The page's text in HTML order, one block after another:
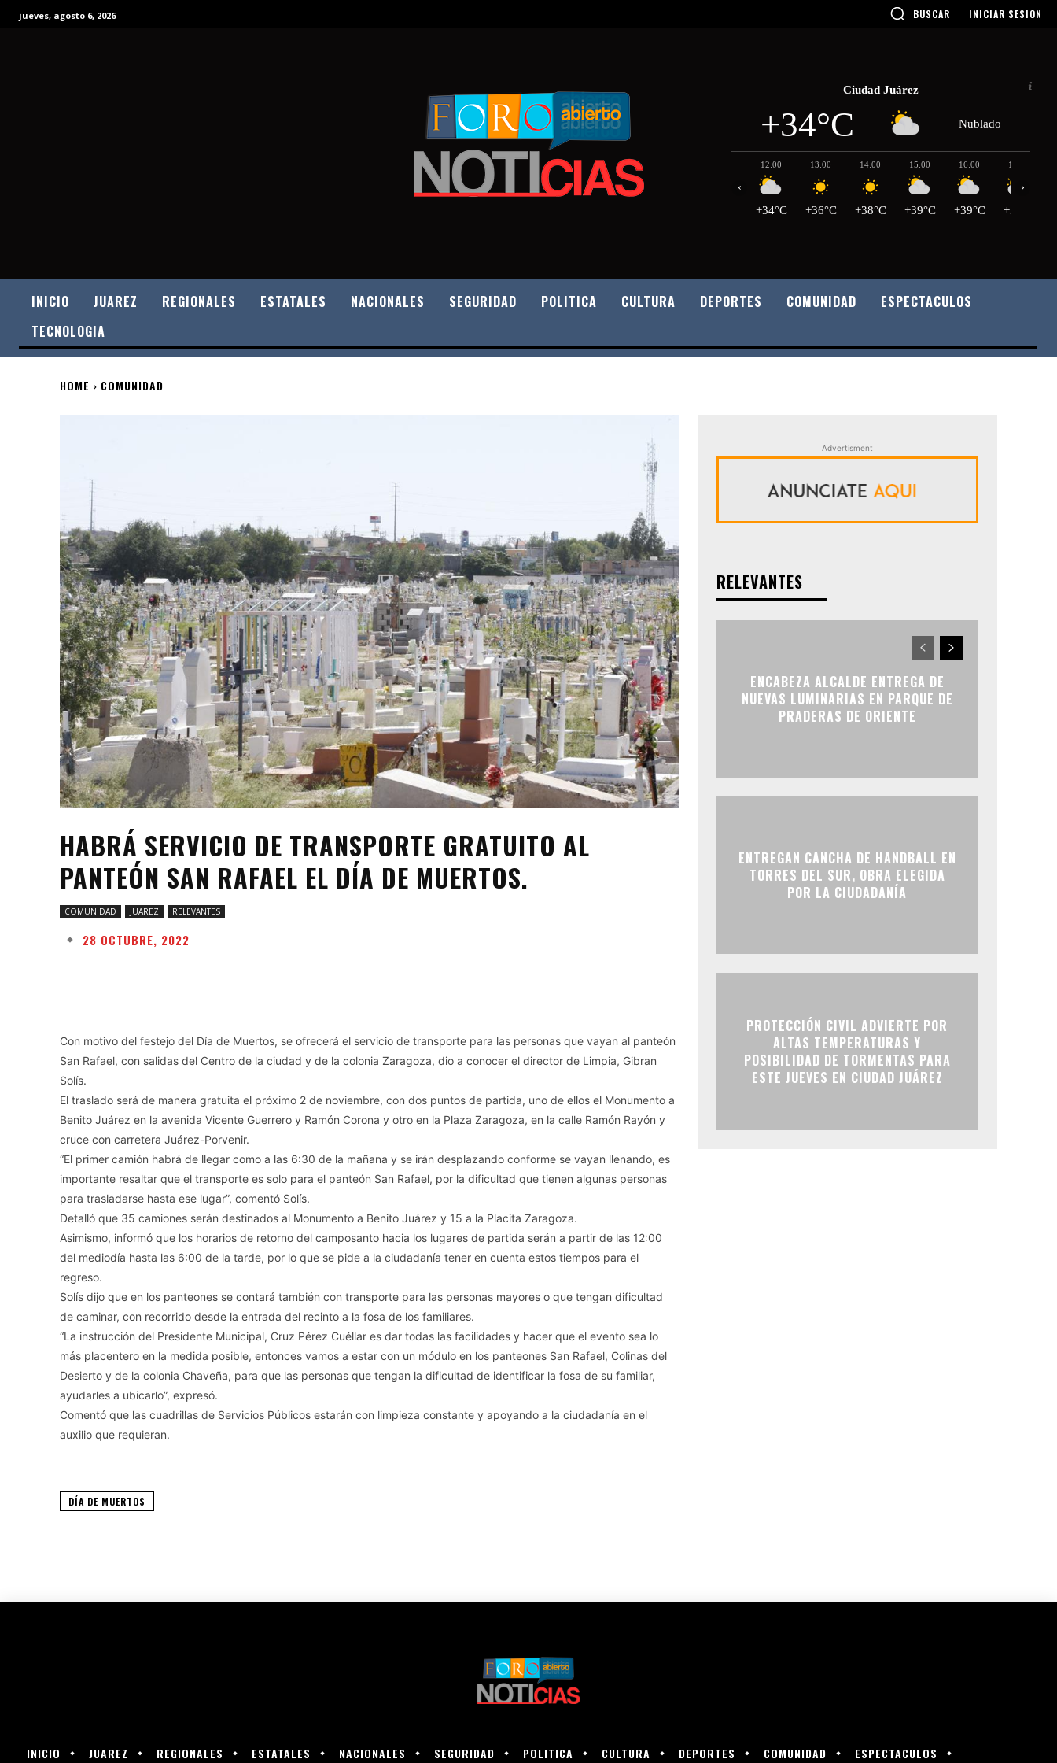
jueves, agosto 6, 2026 BUSCAR INICIAR SESION
Ciudad Juárez
+34°C Nublado
12:00
+34°C
13:00
+36°C
14:00
+38°C
15:00
+39°C
16:00
+39°C
17:00
+39°C
‹ ›
INICIO JUAREZ REGIONALES ESTATALES NACIONALES SEGURIDAD POLITICA CULTURA DEPORTES COMUNIDAD
ESPECTACULOS
TECNOLOGIA
HOME COMUNIDAD
HABRÁ SERVICIO DE TRANSPORTE GRATUITO AL
PANTEÓN SAN RAFAEL EL DÍA DE MUERTOS.
COMUNIDAD JUAREZ RELEVANTES
28 OCTUBRE, 2022
Con motivo del festejo del Día de Muertos, se ofrecerá el servicio de transporte para las personas que vayan al panteón
San Rafael, con salidas del Centro de la ciudad y de la colonia Zaragoza, dio a conocer el director de Limpia, Gibran
Solís.
El traslado será de manera gratuita el próximo 2 de noviembre, con dos puntos de partida, uno de ellos el Monumento a
Benito Juárez en la avenida Vicente Guerrero y Ramón Corona y otro en la Plaza Zaragoza, en la calle Ramón Rayón y
cruce con carretera Juárez-Porvenir.
“El primer camión habrá de llegar como a las 6:30 de la mañana y se irán desplazando conforme se vayan llenando, es
importante resaltar que el transporte es solo para el panteón San Rafael, por la dificultad que tienen algunas personas
para trasladarse hasta ese lugar”, comentó Solís.
Detalló que 35 camiones serán destinados al Monumento a Benito Juárez y 15 a la Placita Zaragoza.
Asimismo, informó que los horarios de retorno del camposanto hacia los lugares de partida serán a partir de las 12:00
del mediodía hasta las 6:00 de la tarde, por lo que se pide a la ciudadanía tener en cuenta estos tiempos para el
regreso.
Solís dijo que en los panteones se contará también con transporte para las personas mayores o que tengan dificultad
de caminar, con recorrido desde la entrada del recinto a la fosa de los familiares.
“La instrucción del Presidente Municipal, Cruz Pérez Cuéllar es dar todas las facilidades y hacer que el evento sea lo
más placentero en la medida posible, entonces vamos a estar con un módulo en los panteones San Rafael, Colinas del
Desierto y de la colonia Chaveña, para que las personas que tengan la dificultad de identificar la fosa de su familiar,
ayudarles a ubicarlo”, expresó.
Comentó que las cuadrillas de Servicios Públicos estarán con limpieza constante y apoyando a la ciudadanía en el
auxilio que requieran.
DÍA DE MUERTOS
Advertisment
RELEVANTES
ENCABEZA ALCALDE ENTREGA DE
NUEVAS LUMINARIAS EN PARQUE DE
PRADERAS DE ORIENTE
ENTREGAN CANCHA DE HANDBALL EN
TORRES DEL SUR, OBRA ELEGIDA
POR LA CIUDADANÍA
PROTECCIÓN CIVIL ADVIERTE POR
ALTAS TEMPERATURAS Y
POSIBILIDAD DE TORMENTAS PARA
ESTE JUEVES EN CIUDAD JUÁREZ
INICIO JUAREZ REGIONALES ESTATALES NACIONALES SEGURIDAD POLITICA CULTURA DEPORTES COMUNIDAD ESPECTACULOS